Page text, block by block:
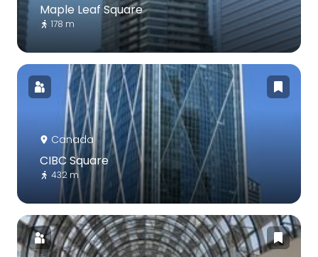
Maple Leaf Square
178 m
Canada
CIBC Square
432 m